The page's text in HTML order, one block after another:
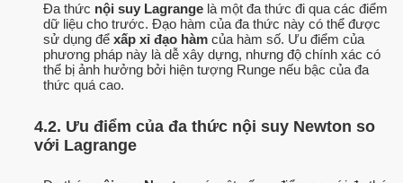
Đa thức nội suy Lagrange là một đa thức đi qua các điểm
dữ liệu cho trước. Đạo hàm của đa thức này có thể được
sử dụng để xấp xỉ đạo hàm của hàm số. Ưu điểm của
phương pháp này là dễ xây dựng, nhưng độ chính xác có
thể bị ảnh hưởng bởi hiện tượng Runge nếu bậc của đa
thức quá cao.
4.2. Ưu điểm của đa thức nội suy Newton so
với Lagrange